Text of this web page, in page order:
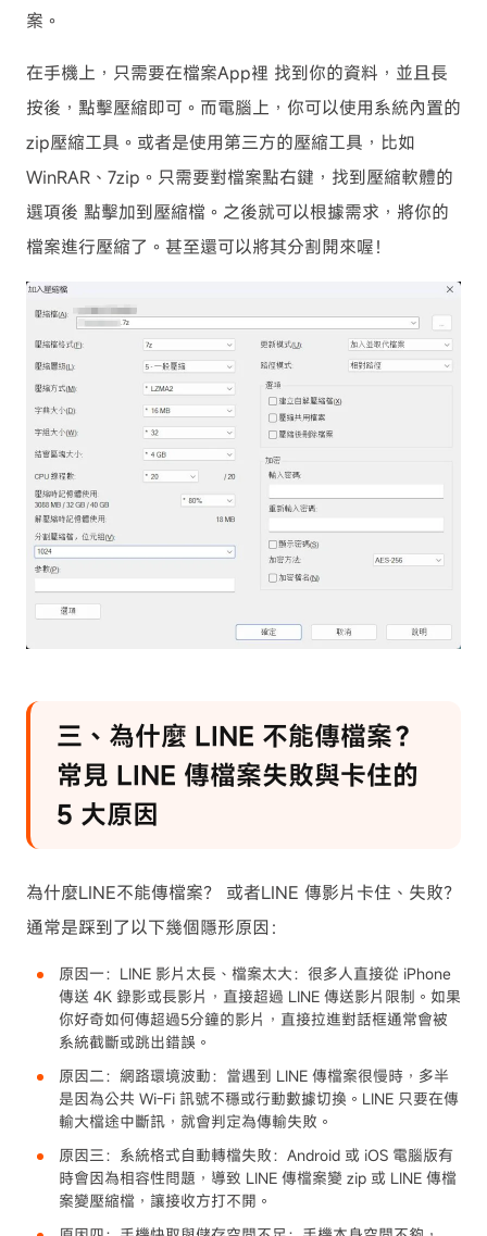
案。
在手機上，只需要在檔案App裡 找到你的資料，並且長
按後，點擊壓縮即可。而電腦上，你可以使用系統內置的
zip壓縮工具。或者是使用第三方的壓縮工具，比如
WinRAR、7zip。只需要對檔案點右鍵，找到壓縮軟體的
選項後 點擊加到壓縮檔。之後就可以根據需求，將你的
檔案進行壓縮了。甚至還可以將其分割開來喔！
三、為什麼 LINE 不能傳檔案？
常見 LINE 傳檔案失敗與卡住的
5 大原因
為什麼LINE不能傳檔案？ 或者LINE 傳影片卡住、失敗？
通常是踩到了以下幾個隱形原因：
原因一：LINE 影片太長、檔案太大：很多人直接從 iPhone
傳送 4K 錄影或長影片，直接超過 LINE 傳送影片限制。如果
你好奇如何傳超過5分鐘的影片，直接拉進對話框通常會被
系統截斷或跳出錯誤。
原因二：網路環境波動：當遇到 LINE 傳檔案很慢時，多半
是因為公共 Wi-Fi 訊號不穩或行動數據切換。LINE 只要在傳
輸大檔途中斷訊，就會判定為傳輸失敗。
原因三：系統格式自動轉檔失敗：Android 或 iOS 電腦版有
時會因為相容性問題，導致 LINE 傳檔案變 zip 或 LINE 傳檔
案變壓縮檔，讓接收方打不開。